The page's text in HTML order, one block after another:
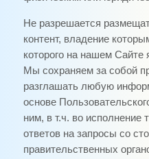
Не разрешается
контент, владение
которого на нашем Сайте
Мы сохраняем за собой
разглашать любую
основе
ним, в т.ч. во исполнение
ответов на запросы со
правительственных